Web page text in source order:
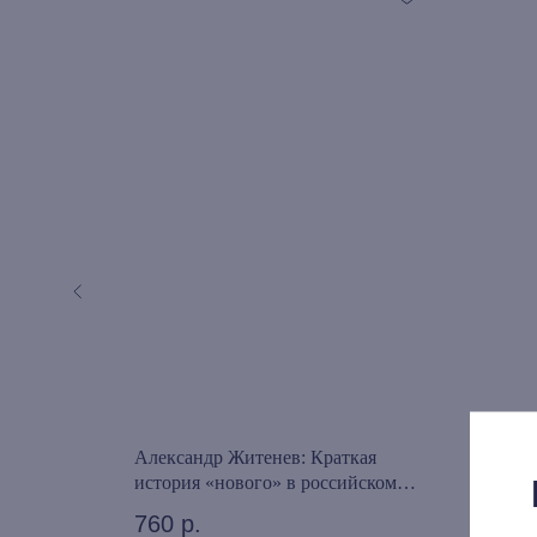
Александр Житенев: Краткая
история «нового» в российском
760 р.